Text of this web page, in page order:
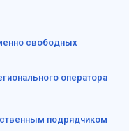
свободных
оператора
подрядчиком